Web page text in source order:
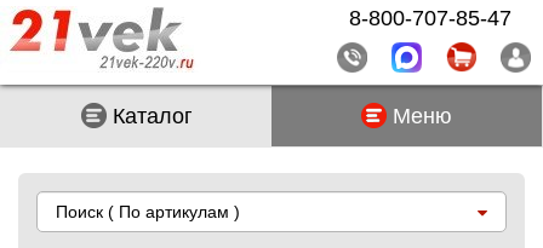
Каталог Меню
Поиск ( По артикулам )
8-800-707-85-47